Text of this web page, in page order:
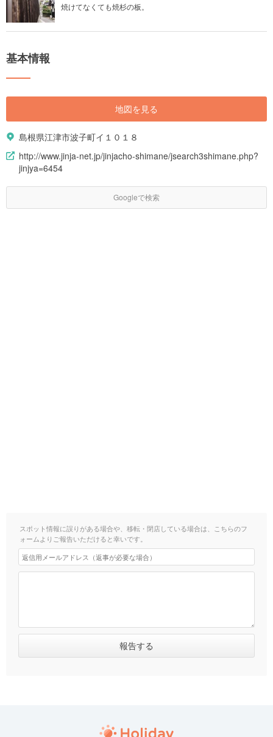
焼けてなくても焼杉の板。
基本情報
地図を見る
島根県江津市波子町イ１０１８
http://www.jinja-net.jp/jinjacho-shimane/jsearch3shimane.php?
jinjya=6454
Googleで検索
スポット情報に誤りがある場合や、移転・閉店している場合は、こちらのフ
ォームよりご報告いただけると幸いです。